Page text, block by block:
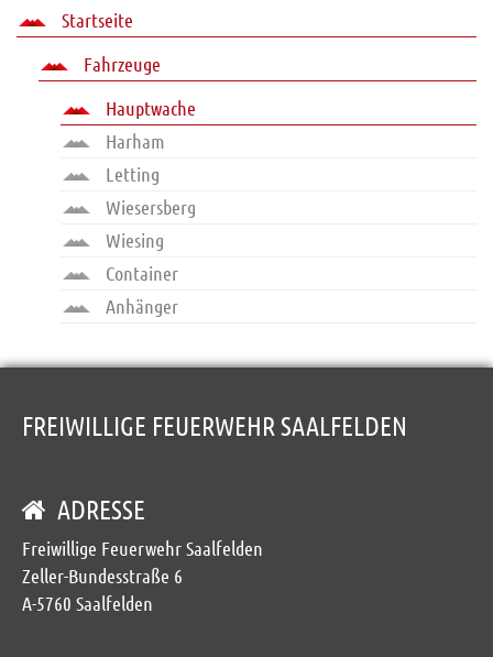
Startseite
Fahrzeuge
Hauptwache
Harham
Letting
Wiesersberg
Wiesing
Container
Anhänger
FREIWILLIGE FEUERWEHR SAALFELDEN
ADRESSE
Freiwillige Feuerwehr Saalfelden
Zeller-Bundesstraße 6
A-5760 Saalfelden